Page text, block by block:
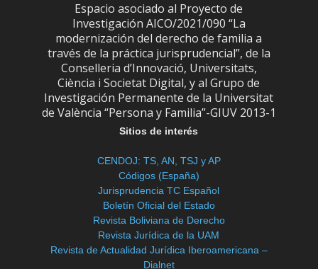
Espacio asociado al Proyecto de
Investigación AICO/2021/090 “La
modernización del derecho de familia a
través de la práctica jurisprudencial”, de la
Conselleria d’Innovació, Universitats,
Ciència i Societat Digital, y al Grupo de
Investigación Permanente de la Universitat
de València “Persona y Familia”-GIUV 2013-1
Sitios de interés
CENDOJ: TS, AN, TSJ y AP
Códigos (España)
Jurisprudencia TC Español
Boletín Oficial del Estado
Revista Boliviana de Derecho
Revista Jurídica de la UAM
Revista de Actualidad Jurídica Iberoamericana –
Dialnet